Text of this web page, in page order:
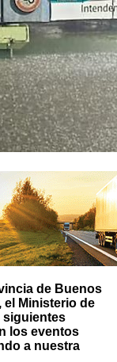
de Buenos
el Ministerio de
siguientes
los eventos
a nuestra